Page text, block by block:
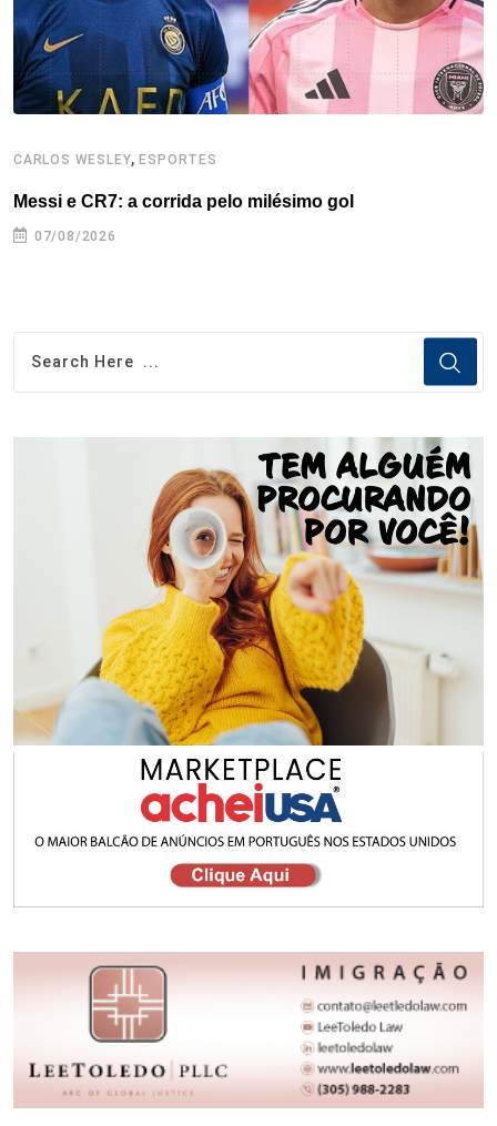
CARLOS WESLEY,ESPORTES
Messi e CR7: a corrida pelo milésimo gol
07/08/2026